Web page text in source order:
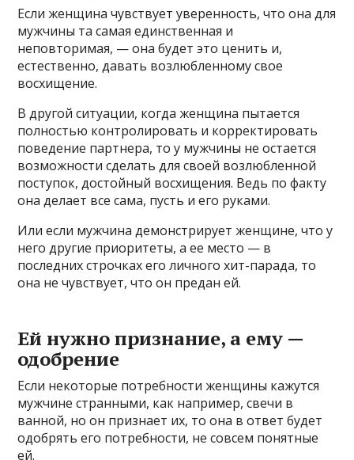
Если женщина чувствует уверенность, что она для
мужчины та самая единственная и
неповторимая, — она будет это ценить и,
естественно, давать возлюбленному свое
восхищение.
В другой ситуации, когда женщина пытается
полностью контролировать и корректировать
поведение партнера, то у мужчины не остается
возможности сделать для своей возлюбленной
поступок, достойный восхищения. Ведь по факту
она делает все сама, пусть и его руками.
Или если мужчина демонстрирует женщине, что у
него другие приоритеты, а ее место — в
последних строчках его личного хит-парада, то
она не чувствует, что он предан ей.
Ей нужно признание, а ему —
одобрение
Если некоторые потребности женщины кажутся
мужчине странными, как например, свечи в
ванной, но он признает их, то она в ответ будет
одобрять его потребности, не совсем понятные
ей.